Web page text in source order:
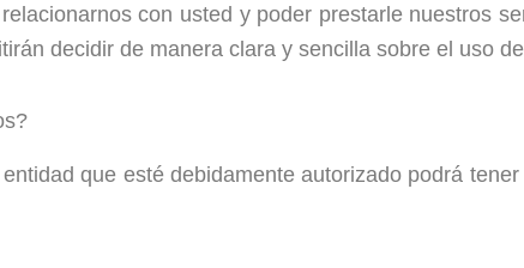
con usted y poder prestarle nuestros
decidir de manera clara y sencilla sobre el uso
que esté debidamente autorizado podrá